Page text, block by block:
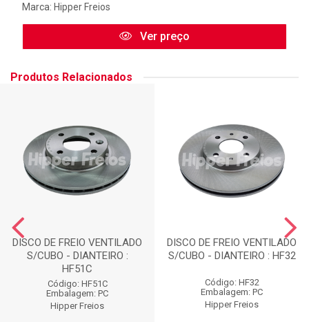
Marca: Hipper Freios
Ver preço
Produtos Relacionados
DISCO DE FREIO VENTILADO
S/CUBO - DIANTEIRO :
HF51C
Código: HF51C
Embalagem: PC
Hipper Freios
DISCO DE FREIO VENTILADO
S/CUBO - DIANTEIRO : HF32
Código: HF32
Embalagem: PC
Hipper Freios